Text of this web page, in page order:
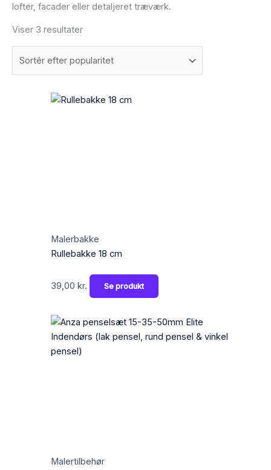
lofter, facader eller detaljeret træværk.
Viser 3 resultater
Malerbakke
Rullebakke 18 cm
39,00 kr. Se produkt
Malertilbehør